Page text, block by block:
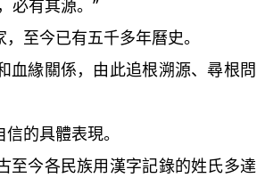
有其源。”
今已有五千多年曆史。
緣關係，由此追根溯源、尋根問
的具體表現。
今各民族用漢字記錄的姓氏多達